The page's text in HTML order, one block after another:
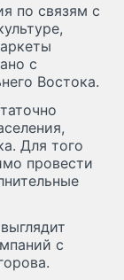
по связям с
с
Востока.
Для того
провести
с